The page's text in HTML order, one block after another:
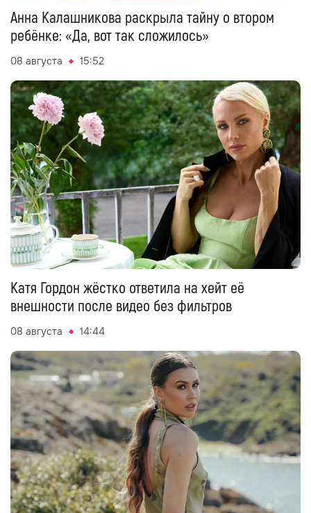
Анна Калашникова раскрыла тайну о втором
ребёнке: «Да, вот так сложилось»
08 августа 15:52
Катя Гордон жёстко ответила на хейт её
внешности после видео без фильтров
08 августа 14:44